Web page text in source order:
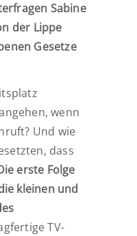
Sabine
der Lippe
Gesetze
wenn
Und wie
dass
erste Folge
kleinen und
TV-